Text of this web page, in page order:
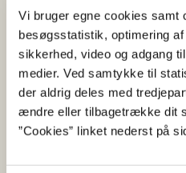
Vi bruger egne cookies samt
besøgsstatistik, optimering
sikkerhed, video og adgang
medier. Ved samtykke til
der aldrig deles med
ændre eller tilbagetrække dit
”Cookies” linket nederst på
dyresundhed og sikker,
officielle Kostråd og
fra cafeer, restauranter og
Kontakt
Fødevarestyrelsen
2600 Glostrup